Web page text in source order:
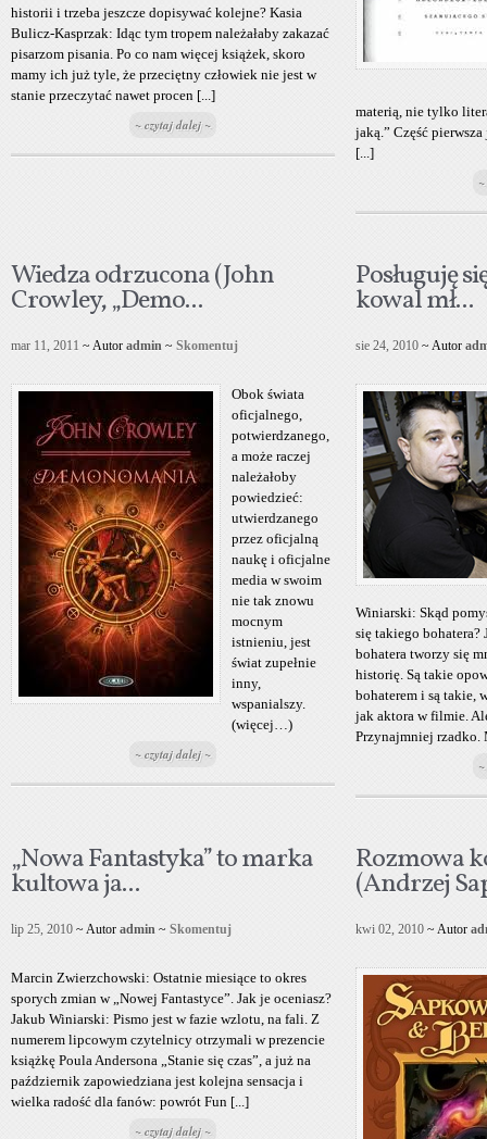
historii i trzeba jeszcze dopisywać kolejne? Kasia
Bulicz-Kasprzak: Idąc tym tropem należałaby zakazać
pisarzom pisania. Po co nam więcej książek, skoro
mamy ich już tyle, że przeciętny człowiek nie jest w
stanie przeczytać nawet procen [...]
~ czytaj dalej ~
materią, nie tylko
jaką.” Część
[...]
Wiedza odrzucona (John
Crowley, „Demo...
mar 11, 2011 ~ Autor admin ~ Skomentuj
Obok świata
oficjalnego,
potwierdzanego,
a może raczej
należałoby
powiedzieć:
utwierdzanego
przez oficjalną
naukę i oficjalne
media w swoim
nie tak znowu
mocnym
istnieniu, jest
świat zupełnie
inny,
wspanialszy.
(więcej…)
~ czytaj dalej ~
Posługuję
kowal mł...
sie 24, 2010 ~ Autor
Winiarski: Skąd
się takiego bohatera?
bohatera tworzy się
historię. Są takie
bohaterem i są takie,
jak aktora w filmie.
Przynajmniej rzadko.
„Nowa Fantastyka” to marka
kultowa ja...
lip 25, 2010 ~ Autor admin ~ Skomentuj
Marcin Zwierzchowski: Ostatnie miesiące to okres
sporych zmian w „Nowej Fantastyce”. Jak je oceniasz?
Jakub Winiarski: Pismo jest w fazie wzlotu, na fali. Z
numerem lipcowym czytelnicy otrzymali w prezencie
książkę Poula Andersona „Stanie się czas”, a już na
październik zapowiedziana jest kolejna sensacja i
wielka radość dla fanów: powrót Fun [...]
~ czytaj dalej ~
Rozmowa
(Andrzej
kwi 02, 2010 ~ Autor